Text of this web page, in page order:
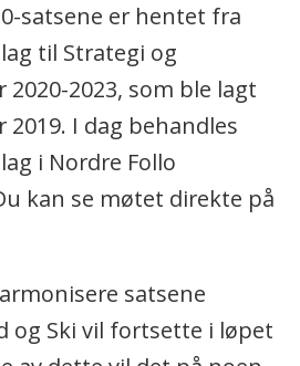
satsene er hentet fra
til Strategi og
2023, som ble lagt
I dag behandles
i Nordre Follo
kan se møtet direkte på
satsene
og Ski vil fortsette i løpet